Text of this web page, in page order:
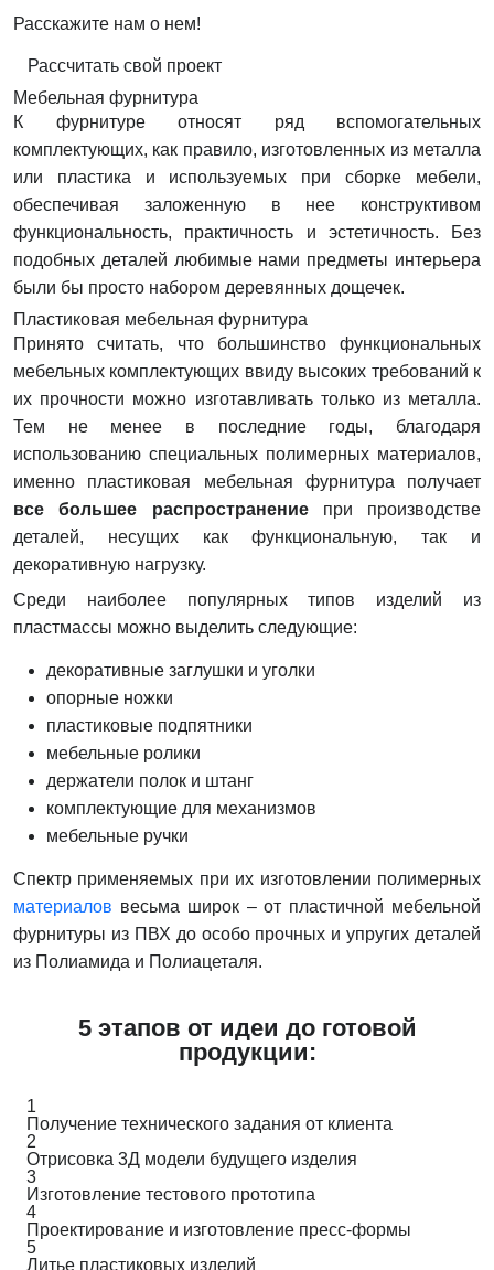
Расскажите нам о нем!
Рассчитать свой проект
Мебельная фурнитура
К фурнитуре относят ряд вспомогательных
комплектующих, как правило, изготовленных из металла
или пластика и используемых при сборке мебели,
обеспечивая заложенную в нее конструктивом
функциональность, практичность и эстетичность. Без
подобных деталей любимые нами предметы интерьера
были бы просто набором деревянных дощечек.
Пластиковая мебельная фурнитура
Принято считать, что большинство функциональных
мебельных комплектующих ввиду высоких требований к
их прочности можно изготавливать только из металла.
Тем не менее в последние годы, благодаря
использованию специальных полимерных материалов,
именно пластиковая мебельная фурнитура получает
все большее распространениепри производстве
деталей, несущих как функциональную, так и
декоративную нагрузку.
Среди наиболее популярных типов изделий из
пластмассы можно выделить следующие:
декоративные заглушки и уголки
опорные ножки
пластиковые подпятники
мебельные ролики
держатели полок и штанг
комплектующие для механизмов
мебельные ручки
Спектр применяемых при их изготовлении полимерных
материалов весьма широк – от пластичной мебельной
фурнитуры из ПВХ до особо прочных и упругих деталей
из Полиамида и Полиацеталя.
5 этапов от идеи до готовой
продукции:
1
Получение технического задания от клиента
2
Отрисовка 3Д модели будущего изделия
3
Изготовление тестового прототипа
4
Проектирование и изготовление пресс-формы
5
Литье пластиковых изделий